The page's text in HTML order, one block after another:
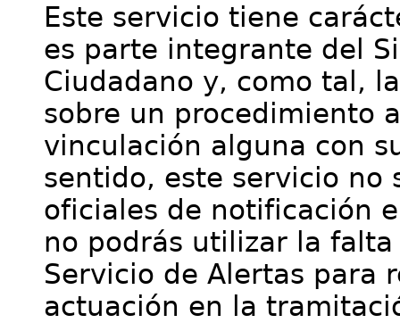
Este servicio tiene
es parte integrante del
Ciudadano y, como tal,
sobre un procedimiento
vinculación alguna con
sentido, este servicio no
oficiales de notificación
no podrás utilizar la
Servicio de Alertas para
actuación en la